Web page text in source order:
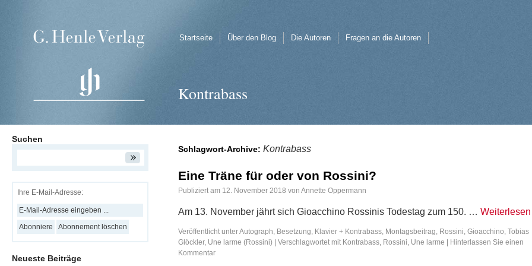
Startseite Über den Blog Die Autoren Fragen an die Autoren
Kontrabass
Schlagwort-Archive: Kontrabass
Eine Träne für oder von Rossini?
Publiziert am 12. November 2018 von Annette Oppermann
Am 13. November jährt sich Gioacchino Rossinis Todestag zum 150. …
Veröffentlicht unterAutograph, Besetzung, Klavier + Kontrabass, Montagsbeitrag, Rossini, Gioacchino, Tobias
Glöckler, Une larme (Rossini) Verschlagwortet mit Kontrabass, Rossini, Une larme
Hinterlassen Sie einen
Kommentar
Suchen
Ihre E-Mail-Adresse:
Neueste Beiträge